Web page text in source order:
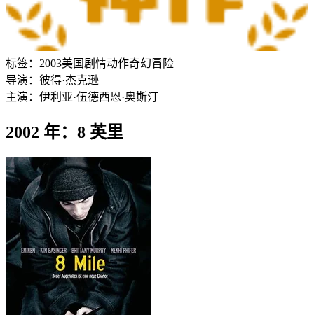
标签： 2003美国剧情动作奇幻冒险
导演： 彼得·杰克逊
主演： 伊利亚·伍德西恩·奥斯汀
2002 年：8 英里